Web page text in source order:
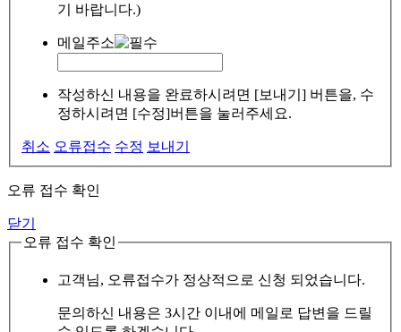
기 바랍니다.)
메일주소
작성하신 내용을 완료하시려면 [보내기] 버튼을, 수
정하시려면 [수정]버튼을 눌러주세요.
취소 오류접수 수정 보내기
오류 접수 확인
닫기
오류 접수 확인
고객님, 오류접수가 정상적으로 신청 되었습니다.
문의하신 내용은 3시간 이내에 메일로 답변을 드릴